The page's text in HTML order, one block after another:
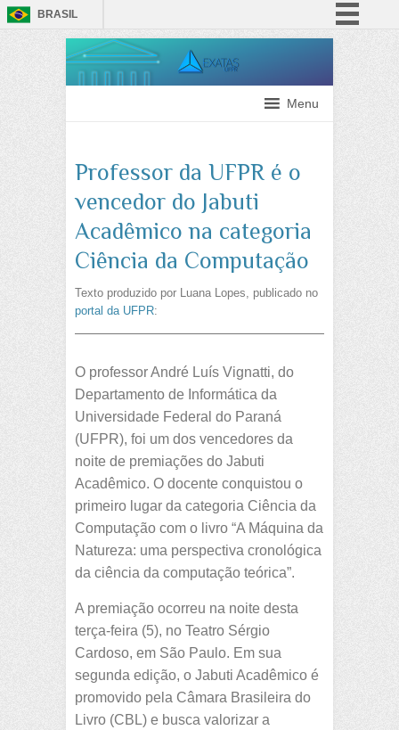
BRASIL
ParticipeMenu
Professor da UFPR é o
vencedor do Jabuti
Acadêmico na categoria
Ciência da Computação
Texto produzido por Luana Lopes, publicado no
portal da UFPR:
O professor André Luís Vignatti, do
Departamento de Informática da
Universidade Federal do Paraná
(UFPR), foi um dos vencedores da
noite de premiações do Jabuti
Acadêmico. O docente conquistou o
primeiro lugar da categoria Ciência da
Computação com o livro “A Máquina da
Natureza: uma perspectiva cronológica
da ciência da computação teórica”.
A premiação ocorreu na noite desta
terça-feira (5), no Teatro Sérgio
Cardoso, em São Paulo. Em sua
segunda edição, o Jabuti Acadêmico é
promovido pela Câmara Brasileira do
Livro (CBL) e busca valorizar a